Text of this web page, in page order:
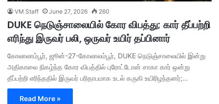
VM Staff June 27, 2026 260
DUKE நெடுஞ்சாலையில் கோர விபத்து; கார் தீப்பற்றி
எரிந்து இருவர் பலி, ஒருவர் உயிர் தப்பினார்
கோலாலாம்பூர், ஜூன்-27-கோலாலம்பூர், DUKE நெடுஞ்சாலையில் இன்று
அதிகாலை நிகழ்ந்த கோர விபத்தில் புரோட்டோன் சாகா கார் ஒன்று
தீப்பற்றி எரிந்ததில் இருவர் பரிதாபமாக உடல் கருகி உயிரிழந்தனர்;…
Read More »